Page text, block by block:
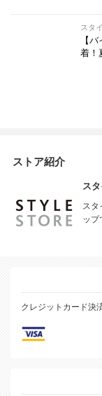
スタ
【
着！
ストア紹介
ス
ス
ップ
クレジットカード決